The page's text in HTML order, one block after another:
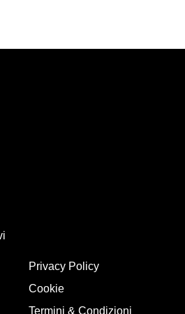
Privacy Policy
Cookie
Termini & Condizioni